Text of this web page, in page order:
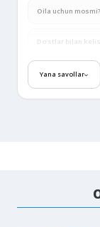
Oila uchun mosmi?
Do‘stlar bilan
Narxi qancha?
Yana savollar